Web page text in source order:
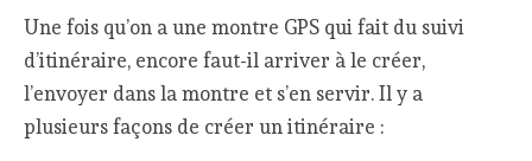
Une fois qu’on a une montre GPS qui fait du suivi
d’itinéraire, encore faut-il arriver à le créer,
l’envoyer dans la montre et s’en servir. Il y a
plusieurs façons de créer un itinéraire :